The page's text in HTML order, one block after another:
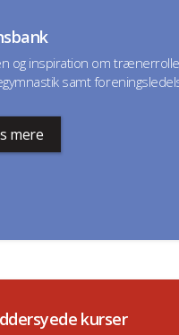
og inspiration om
samt
mere
kurser